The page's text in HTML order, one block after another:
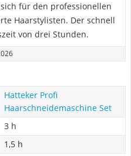
für den professionellen
Haarstylisten. Der schnell
von drei Stunden.
Hatteker Profi
Haarschneidemaschine Set
3 h
1,5 h